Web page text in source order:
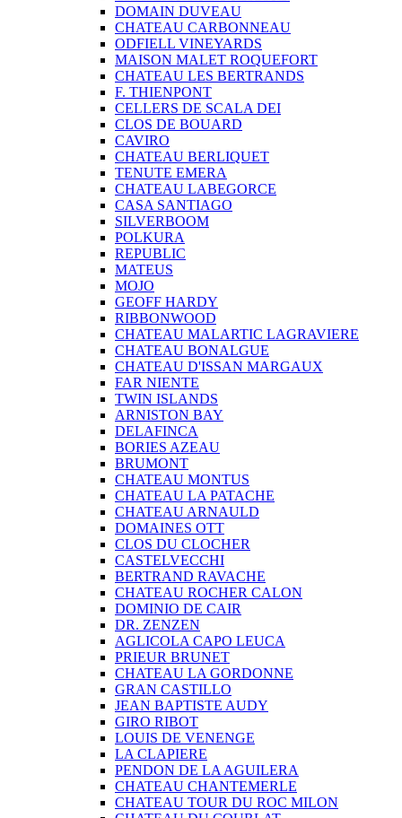
DOMAIN DUVEAU
CHATEAU CARBONNEAU
ODFIELL VINEYARDS
MAISON MALET ROQUEFORT
CHATEAU LES BERTRANDS
F. THIENPONT
CELLERS DE SCALA DEI
CLOS DE BOUARD
CAVIRO
CHATEAU BERLIQUET
TENUTE EMERA
CHATEAU LABEGORCE
CASA SANTIAGO
SILVERBOOM
POLKURA
REPUBLIC
MATEUS
MOJO
GEOFF HARDY
RIBBONWOOD
CHATEAU MALARTIC LAGRAVIERE
CHATEAU BONALGUE
CHATEAU D'ISSAN MARGAUX
FAR NIENTE
TWIN ISLANDS
ARNISTON BAY
DELAFINCA
BORIES AZEAU
BRUMONT
CHATEAU MONTUS
CHATEAU LA PATACHE
CHATEAU ARNAULD
DOMAINES OTT
CLOS DU CLOCHER
CASTELVECCHI
BERTRAND RAVACHE
CHATEAU ROCHER CALON
DOMINIO DE CAIR
DR. ZENZEN
AGLICOLA CAPO LEUCA
PRIEUR BRUNET
CHATEAU LA GORDONNE
GRAN CASTILLO
JEAN BAPTISTE AUDY
GIRO RIBOT
LOUIS DE VENENGE
LA CLAPIERE
PENDON DE LA AGUILERA
CHATEAU CHANTEMERLE
CHATEAU TOUR DU ROC MILON